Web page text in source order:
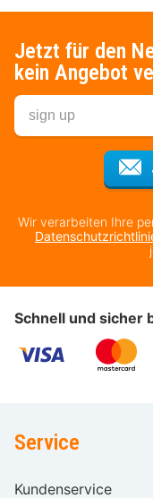
Jetzt für den
kein Angebot
Wir verarbeiten Ihre
Schnell und sicher
Service
Kundenservice